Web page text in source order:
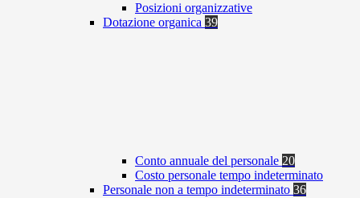
Posizioni organizzative
Dotazione organica 39
Conto annuale del personale 20
Costo personale tempo indeterminato
Personale non a tempo indeterminato 36